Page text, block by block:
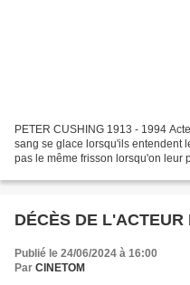
PETER CUSHING 1913 - 1994
sang se glace lorsqu'ils entendent
pas le même frisson lorsqu'on leur
DÉCÈS DE
Publié le 24/06/2024 à 16:00
Par CINETOM